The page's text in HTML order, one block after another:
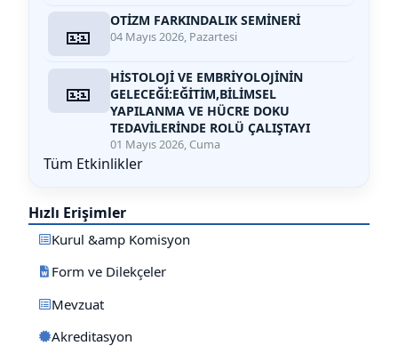
🎫 OTİZM FARKINDALIK SEMİNERİ
04 Mayıs 2026, Pazartesi
🎫
HİSTOLOJİ VE EMBRİYOLOJİNİN
GELECEĞİ:EĞİTİM,BİLİMSEL
YAPILANMA VE HÜCRE DOKU
TEDAVİLERİNDE ROLÜ ÇALIŞTAYI
01 Mayıs 2026, Cuma
Tüm Etkinlikler
Hızlı Erişimler
Kurul &amp Komisyon
Form ve Dilekçeler
Mevzuat
Akreditasyon